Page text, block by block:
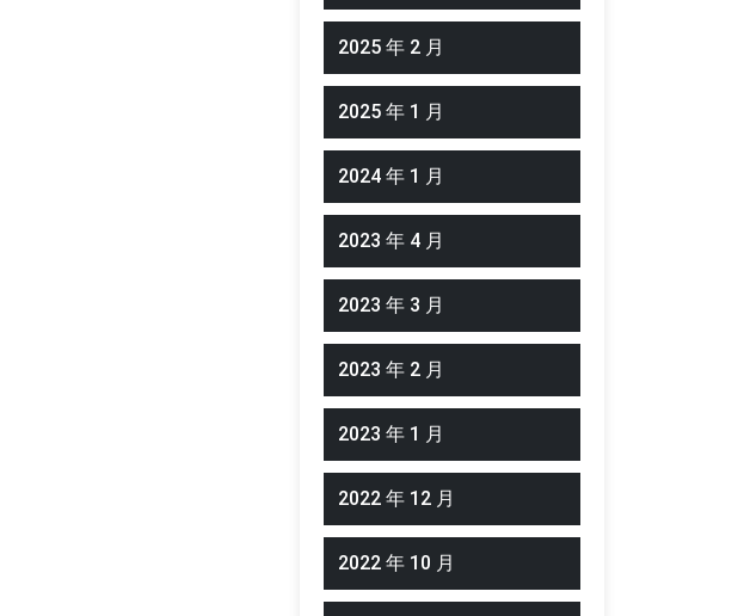
2025 年 2 月
2025 年 1 月
2024 年 1 月
2023 年 4 月
2023 年 3 月
2023 年 2 月
2023 年 1 月
2022 年 12 月
2022 年 10 月